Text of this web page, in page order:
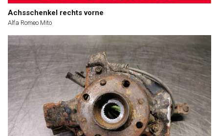
Achsschenkel rechts vorne
Alfa Romeo Mito